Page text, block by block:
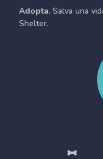
Adopta. Salva una
Shelter.